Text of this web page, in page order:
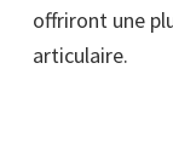
offriront une
articulaire.